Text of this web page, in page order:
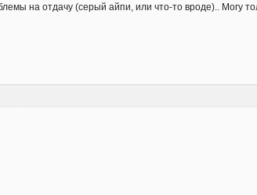
на отдачу (серый айпи, или что-то вроде).. Могу